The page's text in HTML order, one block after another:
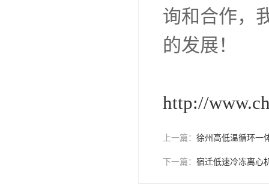
询和合作，
的发展！
http://
上一篇： 徐州高低温循环一
下一篇： 宿迁低速冷冻离心